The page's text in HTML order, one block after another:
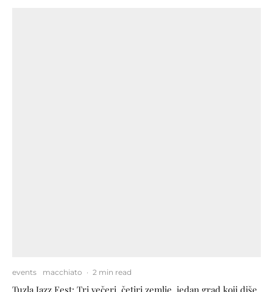
events macchiato · 2 min read